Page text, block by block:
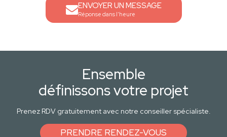
ENVOYER UN MESSAGE
Réponse dans l'heure
Ensemble
définissons votre projet
Prenez RDV gratuitement avec notre conseiller spécialiste.
PRENDRE RENDEZ-VOUS